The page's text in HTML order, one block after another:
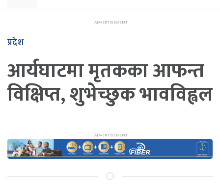
प्रदेश
आर्यघाटमा मृतकका आफन्त
विक्षिप्त, शुभेच्छुक भावविह्वल